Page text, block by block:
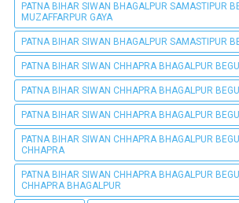
PATNA BIHAR SIWAN BHAGALPUR SAMASTIPUR
MUZAFFARPUR GAYA
PATNA BIHAR SIWAN BHAGALPUR SAMASTIPUR
PATNA BIHAR SIWAN CHHAPRA BHAGALPUR
PATNA BIHAR SIWAN CHHAPRA BHAGALPUR
PATNA BIHAR SIWAN CHHAPRA BHAGALPUR
PATNA BIHAR SIWAN CHHAPRA BHAGALPUR
CHHAPRA
PATNA BIHAR SIWAN CHHAPRA BHAGALPUR
CHHAPRA BHAGALPUR